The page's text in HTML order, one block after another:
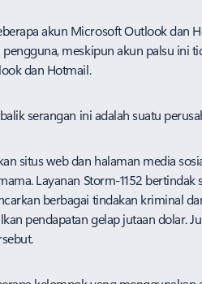
akun Microsoft Outlook
meskipun akun palsu ini
dan Hotmail.
serangan ini adalah suatu
situs web dan halaman media
Layanan Storm-1152
berbagai tindakan kriminal
pendapatan gelap jutaan dolar.